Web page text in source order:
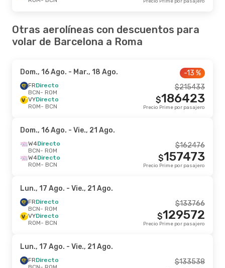
Otras aerolíneas con descuentos para
volar de Barcelona a Roma
Dom., 16 Ago. - Mar., 18 Ago.
FRDirecto
BCN- ROM
VYDirecto
ROM- BCN
-13 %
215433
$
186423
$
Precio Prime por pasajero
Dom., 16 Ago. - Vie., 21 Ago.
W4Directo
BCN- ROM
W4Directo
ROM- BCN
162476
$
157473
$
Precio Prime por pasajero
Lun., 17 Ago. - Vie., 21 Ago.
FRDirecto
BCN- ROM
VYDirecto
ROM- BCN
133766
$
129572
$
Precio Prime por pasajero
Lun., 17 Ago. - Vie., 21 Ago.
FRDirecto
133538
$